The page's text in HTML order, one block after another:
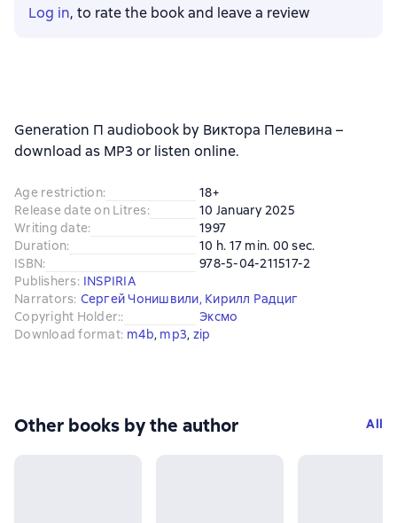
Log in, to rate the book and leave a review
Generation П audiobook by Виктора Пелевина –
download as MP3 or listen online.
Age restriction:
18+
Release date on Litres:
10 January 2025
Writing date:
1997
Duration:
10 h. 17 min. 00 sec.
ISBN:
978-5-04-211517-2
Publishers: INSPIRIA
Narrators: Сергей Чонишвили, Кирилл Радциг
Copyright Holder::
Эксмо
Download format: m4b, mp3, zip
Other books by the author All